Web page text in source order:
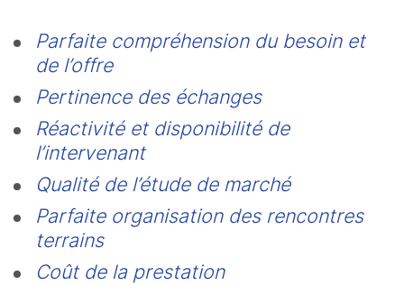
Parfaite compréhension du besoin et
de l’offre
Pertinence des échanges
Réactivité et disponibilité de
l’intervenant
Qualité de l’étude de marché
Parfaite organisation des rencontres
terrains
Coût de la prestation